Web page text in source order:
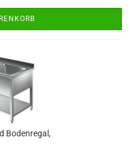
Bodenregal,